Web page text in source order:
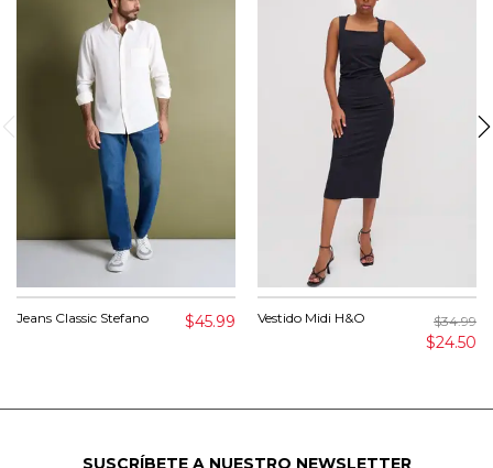
Jeans Classic Stefano $45.99 Vestido Midi H&O $34.99
$24.50
SUSCRÍBETE A NUESTRO NEWSLETTER